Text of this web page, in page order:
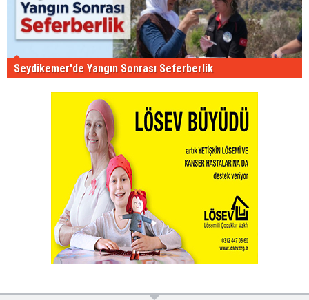
Seydikemer'de Yangın Sonrası Seferberlik